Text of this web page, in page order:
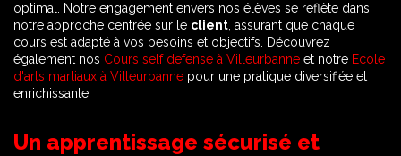
optimal. Notre engagement envers nos élèves se reflète dans
notre approche centrée sur le client , assurant que chaque
cours est adapté à vos besoins et objectifs. Découvrez
également nos Cours self defense à Villeurbanne et notre Ecole
d'arts martiaux à Villeurbanne pour une pratique diversifiée et
enrichissante.
Un apprentissage sécurisé et